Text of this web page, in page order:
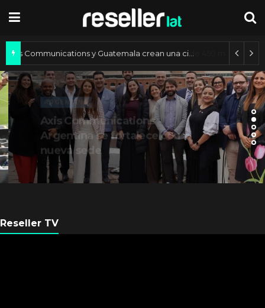
ARGENTINA
Axis Communications
Argentina se fortalece con
nueva sede
Reseller TV